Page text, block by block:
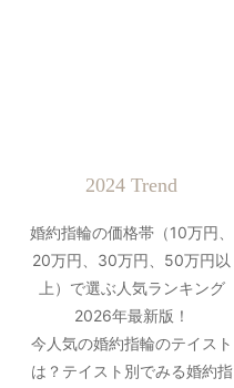
2024 Trend
婚約指輪の価格帯（10万円、
20万円、30万円、50万円以
上）で選ぶ人気ランキング
2026年最新版！
今人気の婚約指輪のテイスト
は？テイスト別でみる婚約指